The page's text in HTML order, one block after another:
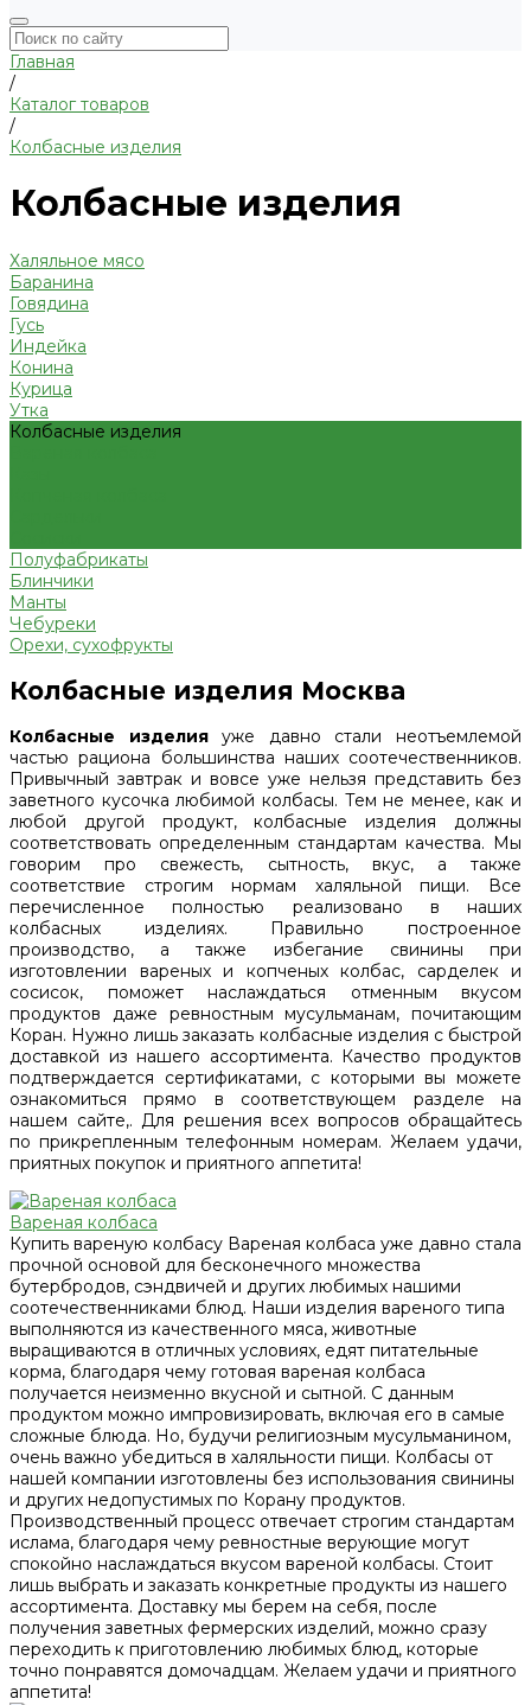
Главная
/
Каталог товаров
/
Колбасные изделия
Колбасные изделия
Халяльное мясо
Баранина
Говядина
Гусь
Индейка
Конина
Курица
Утка
Колбасные изделия
Полуфабрикаты
Блинчики
Манты
Чебуреки
Орехи, сухофрукты
Колбасные изделия Москва
Колбасные изделияуже давно стали неотъемлемой
частью рациона большинства наших соотечественников.
Привычный завтрак и вовсе уже нельзя представить без
заветного кусочка любимой колбасы. Тем не менее, как и
любой другой продукт, колбасные изделия должны
соответствовать определенным стандартам качества. Мы
говорим про свежесть, сытность, вкус, а также
соответствие строгим нормам халяльной пищи. Все
перечисленное полностью реализовано в наших
колбасных изделиях. Правильно построенное
производство, а также избегание свинины при
изготовлении вареных и копченых колбас, сарделек и
сосисок, поможет наслаждаться отменным вкусом
продуктов даже ревностным мусульманам, почитающим
Коран. Нужно лишь заказать колбасные изделия с быстрой
доставкой из нашего ассортимента. Качество продуктов
подтверждается сертификатами, с которыми вы можете
ознакомиться прямо в соответствующем разделе на
нашем сайте,. Для решения всех вопросов обращайтесь
по прикрепленным телефонным номерам. Желаем удачи,
приятных покупок и приятного аппетита!
Вареная колбаса
Купить вареную колбасу Вареная колбаса уже давно стала
прочной основой для бесконечного множества
бутербродов, сэндвичей и других любимых нашими
соотечественниками блюд. Наши изделия вареного типа
выполняются из качественного мяса, животные
выращиваются в отличных условиях, едят питательные
корма, благодаря чему готовая вареная колбаса
получается неизменно вкусной и сытной. С данным
продуктом можно импровизировать, включая его в самые
сложные блюда. Но, будучи религиозным мусульманином,
очень важно убедиться в халяльности пищи. Колбасы от
нашей компании изготовлены без использования свинины
и других недопустимых по Корану продуктов.
Производственный процесс отвечает строгим стандартам
ислама, благодаря чему ревностные верующие могут
спокойно наслаждаться вкусом вареной колбасы. Стоит
лишь выбрать и заказать конкретные продукты из нашего
ассортимента. Доставку мы берем на себя, после
получения заветных фермерских изделий, можно сразу
переходить к приготовлению любимых блюд, которые
точно понравятся домочадцам. Желаем удачи и приятного
аппетита!